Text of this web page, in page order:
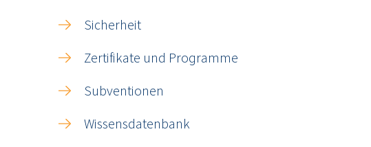
Sicherheit
Zertifikate und Programme
Subventionen
Wissensdatenbank